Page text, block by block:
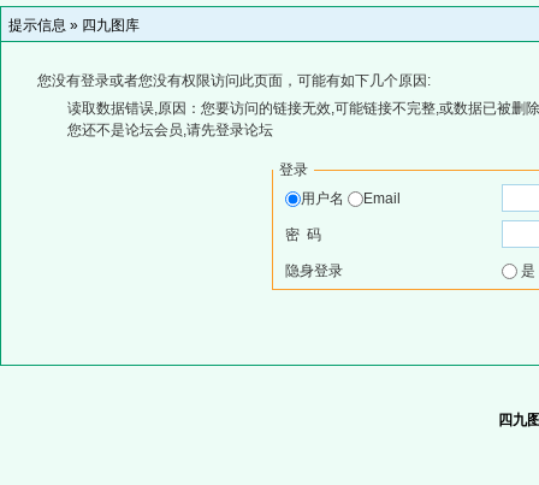
提示信息 » 四九图库
您没有登录或者您没有权限访问此页面，可能有如下几个原因:
读取数据错误,原因：您要访问的链接无效,可能链接不完整,或数据已被删
您还不是论坛会员,请先登录论坛
登录
用户名
Email
密 码
隐身登录
四九